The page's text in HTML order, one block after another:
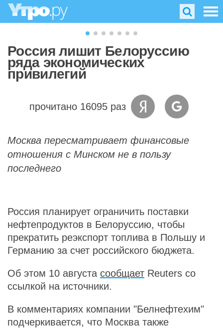
Россия лишит Белоруссию
ряда экономических
привилегий
прочитано 16095 раз
Москва пересматривает финансовые
отношения с Минском не в пользу
последнего
Россия планирует ограничить поставки
нефтепродуктов в Белоруссию, чтобы
прекратить реэкспорт топлива в Польшу и
Германию за счет российского бюджета.
Об этом 10 августа сообщает Reuters со
ссылкой на источники.
В комментариях компании "Белнефтехим"
подчеркивается, что Москва также